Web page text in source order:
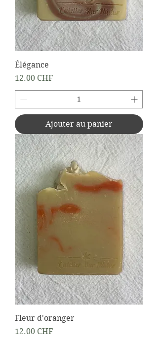
Élégance
Prix
12.00 CHF
Ajouter au panier
Fleur d'oranger
Prix
12.00 CHF